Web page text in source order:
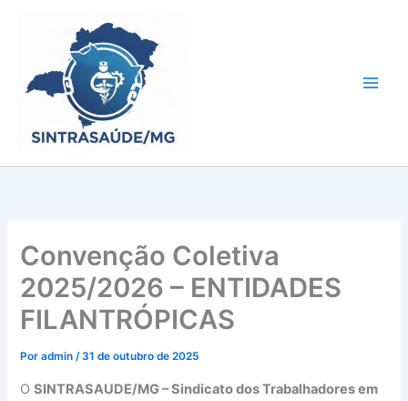
conteúdo
Convenção Coletiva
2025/2026 – ENTIDADES
FILANTRÓPICAS
Poradmin/31 de outubro de 2025
OSINTRASAUDE/MG – Sindicato dos Trabalhadores em